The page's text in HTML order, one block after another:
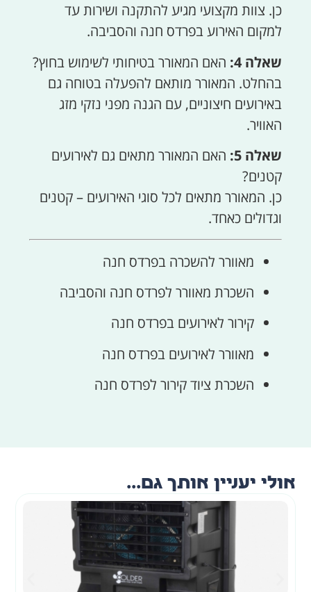
כן. צוות מקצועי מגיע להתקנה ושירות עד
למקום האירוע בפרדס חנה והסביבה.
שאלה 4:
האם המאורר בטיחותי לשימוש בחוץ?
בהחלט. המאורר מותאם להפעלה בטוחה גם
באירועים חיצוניים, עם הגנה מפני נזקי מזג
האוויר.
שאלה 5:
האם המאורר מתאים גם לאירועים
קטנים?
כן. המאורר מתאים לכל סוגי האירועים – קטנים
וגדולים כאחד.
מאוורר להשכרה בפרדס חנה
השכרת מאוורר לפרדס חנה והסביבה
קירור לאירועים בפרדס חנה
מאוורר לאירועים בפרדס חנה
השכרת ציוד קירור לפרדס חנה
אולי יעניין אותך גם...